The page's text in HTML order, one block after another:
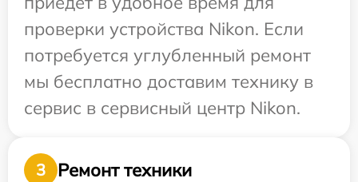
проверки устройства Nikon. Если
потребуется углубленный ремонт
мы бесплатно доставим технику в
сервис в сервисный центр Nikon.
3
Ремонт техники